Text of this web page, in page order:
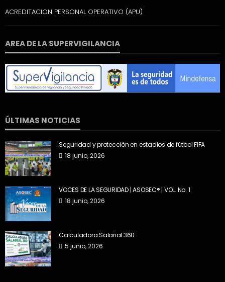
ACREDITACION PERSONAL OPERATIVO (APU)
AREA DE LA SUPERVIGILANCIA
ÚLTIMAS NOTICIAS
Seguridad y protección en estadios de fútbol FIFA
18 junio, 2026
VOCES DE LA SEGURIDAD | ASOSEC® | VOL. No. 1
18 junio, 2026
Calculadora Salarial 360
5 junio, 2026